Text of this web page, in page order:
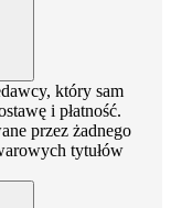
który sam
i płatność.
przez żadnego
tytułów